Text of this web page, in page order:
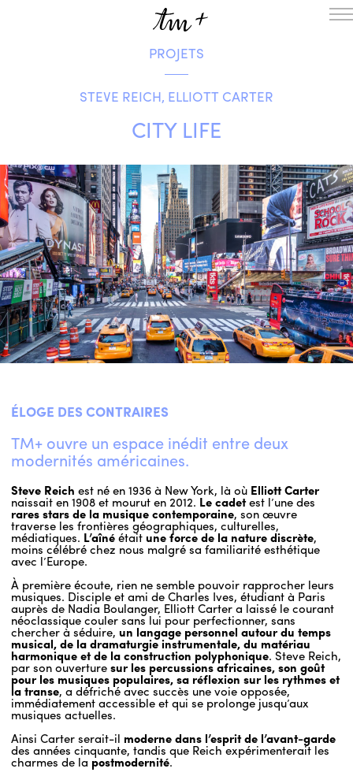
L’ENSEMBLE
SAISON
A LA UNE
MÉDIATION
ENGLISH
NEWSLETTER
CONTACTS
AGENDA
PROJETS
STEVE REICH, ELLIOTT CARTER
CITY LIFE
ÉLOGE DES CONTRAIRES
TM+ ouvre un espace inédit entre deux
modernités américaines.
Steve Reich est né en 1936 à New York, là où Elliott Carter
naissait en 1908 et mourut en 2012. Le cadetest l’une des
rares stars de la musique contemporaine, son œuvre
traverse les frontières géographiques, culturelles,
médiatiques. L’aînéétaitune force de la nature discrète,
moins célébré chez nous malgré sa familiarité esthétique
avec l’Europe.
À première écoute, rien ne semble pouvoir rapprocher leurs
musiques. Disciple et ami de Charles Ives, étudiant à Paris
auprès de Nadia Boulanger, Elliott Carter a laissé le courant
néoclassique couler sans lui pour perfectionner, sans
chercher à séduire, un langage personnel autour du temps
musical, de la dramaturgie instrumentale, du matériau
harmonique et de la construction polyphonique. Steve Reich,
par son ouverturesur les percussions africaines, son goût
pour les musiques populaires, sa réflexion sur les rythmes et
la transe, a défriché avec succès une voie opposée,
immédiatement accessible et qui se prolonge jusqu’aux
musiques actuelles.
Ainsi Carter serait-il moderne dans l’esprit de l’avant-garde
des années cinquante, tandis que Reich expérimenterait les
charmes de la postmodernité.